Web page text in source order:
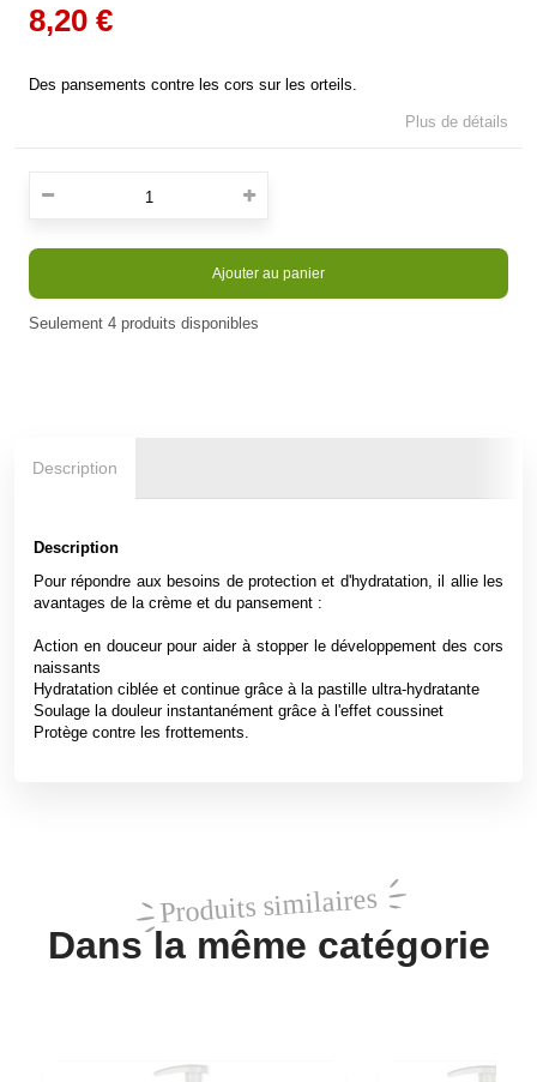
8,20 €
Des pansements contre les cors sur les orteils.
Plus de détails
Ajouter au panier
Seulement 4 produits disponibles
Description
Description
Pour répondre aux besoins de protection et d'hydratation, il allie les
avantages de la crème et du pansement :
Action en douceur pour aider à stopper le développement des cors
naissants
Hydratation ciblée et continue grâce à la pastille ultra-hydratante
Soulage la douleur instantanément grâce à l'effet coussinet
Protège contre les frottements.
Produits similaires
Dans la même catégorie